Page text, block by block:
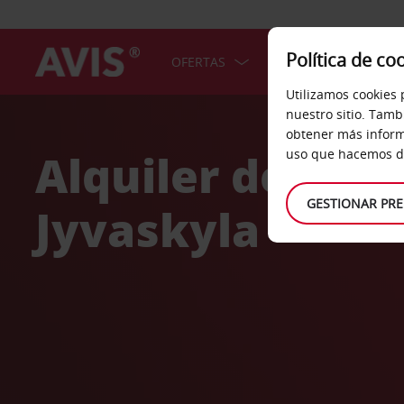
OFERTAS COCHES
Alquiler de
Jyvaskyla
Política de
Utilizamos
nuestro sitio.
obtener más
uso que hacemos
GESTIONAR